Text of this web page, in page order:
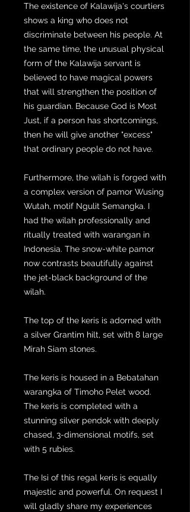
The existence of Kalawija's courtiers
shows a king who does not
discriminate between his people. At
the same time, the unusual physical
form of the Kalawija servant is
believed to have magical powers
that will strengthen the position of
his guardian. Because God is Most
Just, if a person has shortcomings,
then he will give another "excess"
that ordinary people do not have.
Furthermore, the wilah is forged with
a complex version of pamor Wusing
Wutah, motif Ngulit Semangka. I
had the wilah professionally and
ritually treated with warangan in
Indonesia. The snow-white pamor
now contrasts beautifully against
the jet-black background of the
wilah.
The top of the keris is adorned with
a silver Grantim hilt, set with 8 large
Mirah Siam stones.
The keris is housed in a Bebatahan
warangka of Timoho Pelet wood.
The keris is completed with a
stunning silver pendok with deeply
chased, 3-dimensional motifs, set
with 5 rubies.
The Isi of this regal keris is equally
majestic and powerful. On request I
will gladly share my experiences